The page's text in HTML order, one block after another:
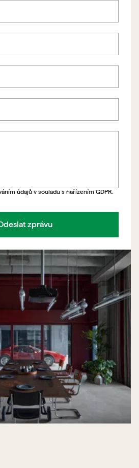
na formulář
údajů v souladu s nařízením GDPR.
zprávu